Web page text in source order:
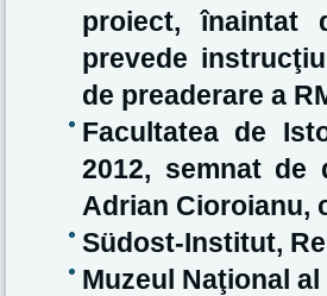
proiect, înaintat
prevede
de preaderare a
Facultatea de
2012, semnat
Adrian Cioroianu,
Südost-Institut,
Muzeul Naţional